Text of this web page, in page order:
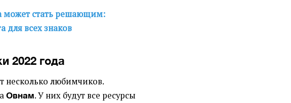
может стать решающим:
для всех знаков
2022 года
несколько любимчиков.
Овнам. У них будут все ресурсы